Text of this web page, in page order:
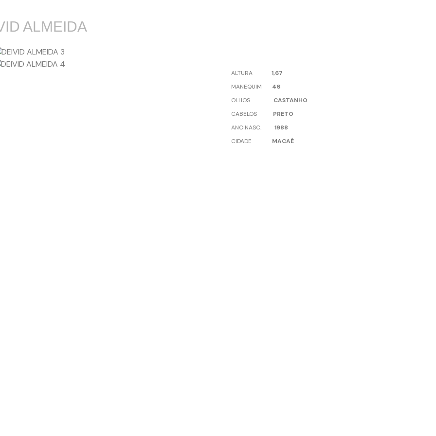
ALMEIDA
ALTURA 1,67
MANEQUIM 46
OLHOS
CASTANHO
CABELOS
PRETO
ANO NASC.
1988
CIDADE MACAÉ